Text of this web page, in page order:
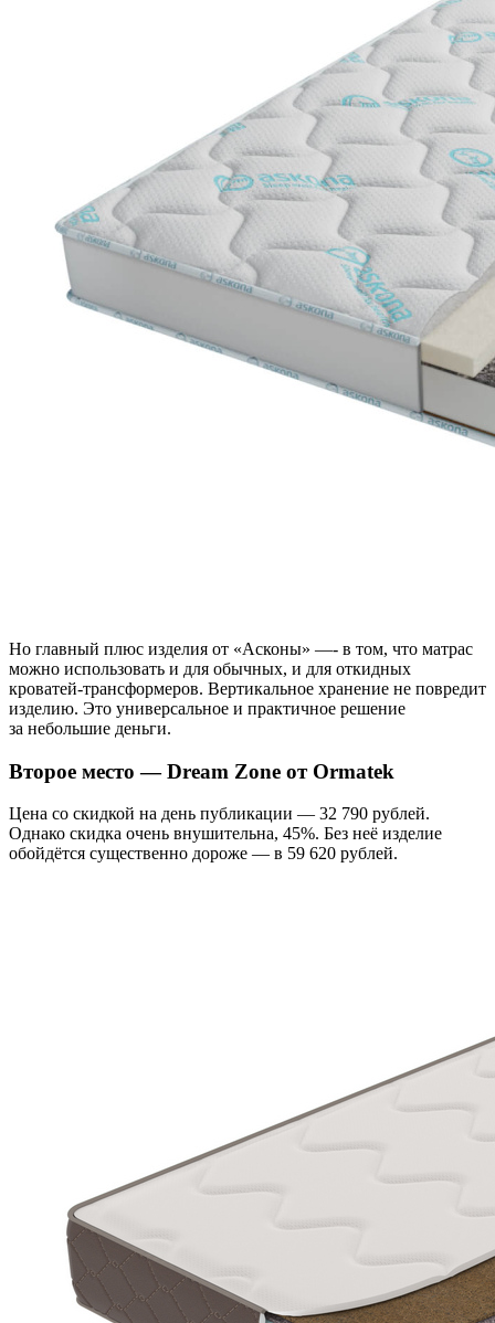
Но главный плюс изделия от «Асконы» —- в том, что матрас
можно использовать и для обычных, и для откидных
кроватей-трансформеров. Вертикальное хранение не повредит
изделию. Это универсальное и практичное решение
за небольшие деньги.
Второе место — Dream Zone от Ormatek
Цена со скидкой на день публикации — 32 790 рублей.
Однако скидка очень внушительна, 45%. Без неё изделие
обойдётся существенно дороже — в 59 620 рублей.